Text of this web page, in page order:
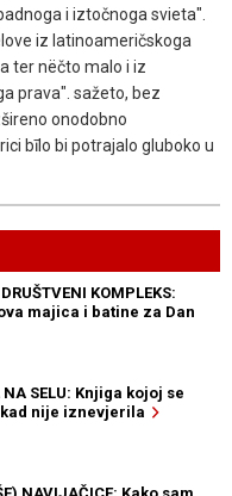
i iztočnoga svieta".
iz latinoameričskoga
ter nëčto malo i iz
prava". sažeto, bez
onodobno
bīlo bi potrajalo gluboko u
KOMPLEKS:
majica i batine za Dan
NA SELU: Knjiga kojoj se
nije iznevjerila